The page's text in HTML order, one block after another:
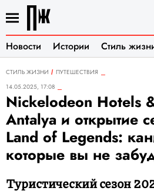
Новости Истории Стиль
СТИЛЬ ЖИЗНИ
ПУТЕШЕСТВИЯ
14.05.2025, 17:08
Nickelodeon Hotels
Antalya и открытие
Land of Legends:
которые вы не
Туристический сезон